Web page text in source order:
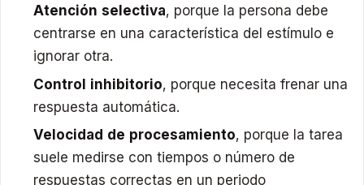
Atención selectiva, porque la persona debe
centrarse en una característica del estímulo e
ignorar otra.
Control inhibitorio, porque necesita frenar una
respuesta automática.
Velocidad de procesamiento, porque la tarea
suele medirse con tiempos o número de
respuestas correctas en un periodo